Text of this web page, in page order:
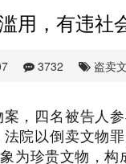
用，有违社
3732 盗卖
，四名被告人
院以倒卖文物
为珍贵文物，构